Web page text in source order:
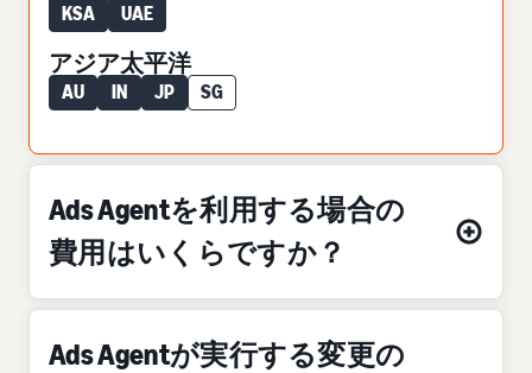
KSA UAE
アジア太平洋
AU IN JP SG
Ads Agentを利用する場合の
費用はいくらですか？
Ads Agentが実行する変更の